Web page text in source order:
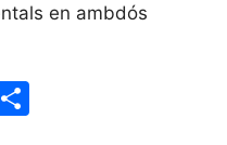
en ambdós